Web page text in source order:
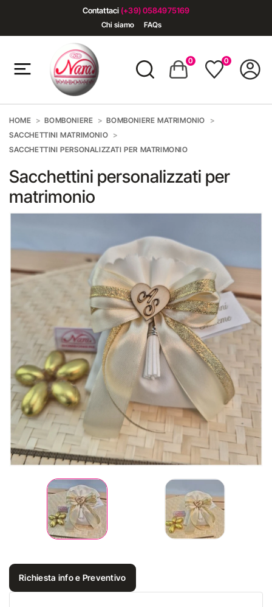
Contattaci (+39) 0584975169
Chi siamo FAQs
0 0
HOME BOMBONIERE
BOMBONIERE MATRIMONIO
SACCHETTINI MATRIMONIO
SACCHETTINI PERSONALIZZATI PER MATRIMONIO
Sacchettini personalizzati per
matrimonio
Richiesta info e Preventivo